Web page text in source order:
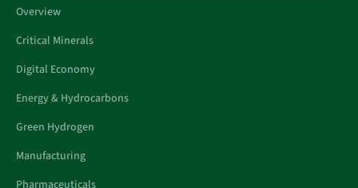
Overview
Critical Minerals
Digital Economy
Energy & Hydrocarbons
Green Hydrogen
Manufacturing
Pharmaceuticals